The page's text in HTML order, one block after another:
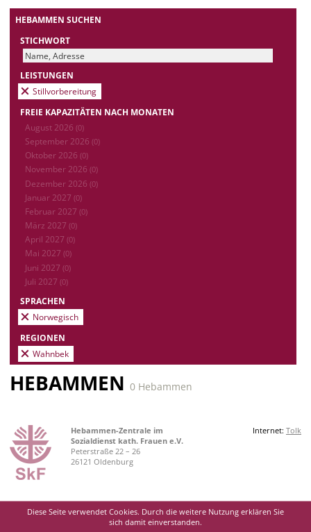
HEBAMMEN SUCHEN
STICHWORT
LEISTUNGEN
Stillvorbereitung
FREIE KAPAZITÄTEN NACH MONATEN
August 2026 (0)
September 2026 (0)
Oktober 2026 (0)
November 2026 (0)
Dezember 2026 (0)
Januar 2027 (0)
Februar 2027 (0)
März 2027 (0)
April 2027 (0)
Mai 2027 (0)
Juni 2027 (0)
Juli 2027 (0)
SPRACHEN
Norwegisch
REGIONEN
Wahnbek
HEBAMMEN 0 Hebammen
Internet: Tolk
Hebammen-Zentrale im
Sozialdienst kath. Frauen e.V.
Peterstraße 22 – 26
26121 Oldenburg
Diese Seite verwendet Cookies. Durch die weitere Nutzung erklären Sie
sich damit einverstanden.